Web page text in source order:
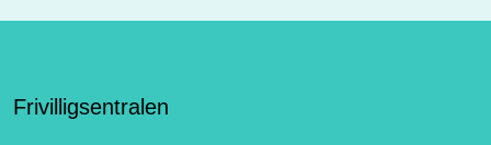
Frivilligsentralen